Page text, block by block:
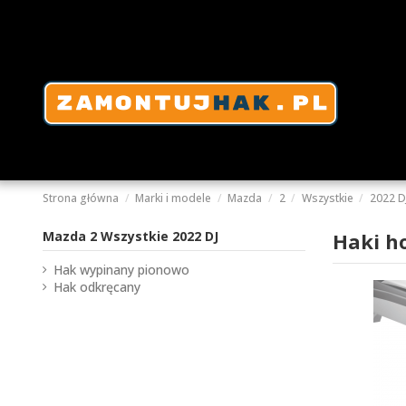
Strona główna Marki i modele Mazda 2 Wszystkie 2022
Haki
Mazda 2 Wszystkie 2022 DJ
Hak wypinany pionowo
Hak odkręcany